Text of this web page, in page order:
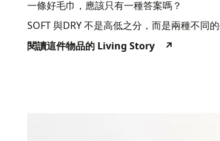
一條好毛巾，應該只有一種答案嗎？
SOFT 與DRY 不是高低之分，而是兩種不同
閱讀這件物品的 Living Story ↗